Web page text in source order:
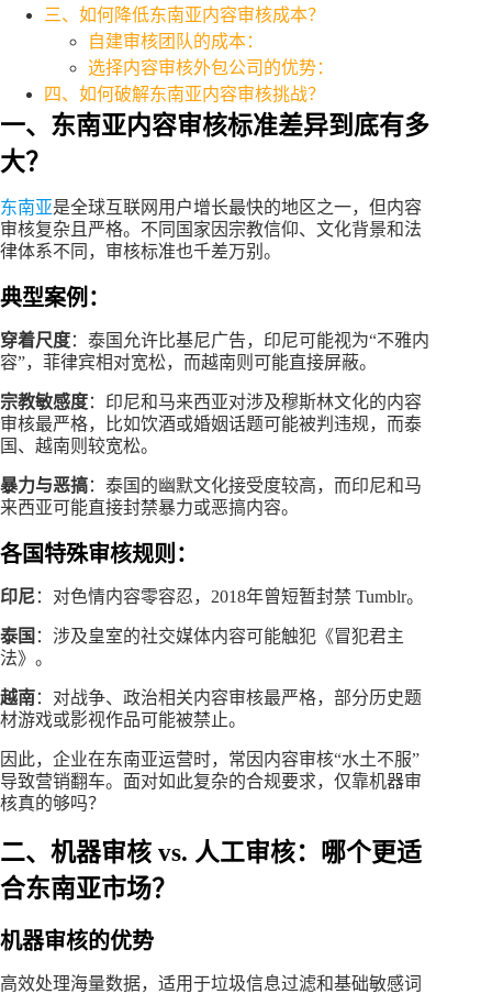
三、如何降低东南亚内容审核成本？
自建审核团队的成本：
选择内容审核外包公司的优势：
四、如何破解东南亚内容审核挑战？
一、东南亚内容审核标准差异到底有多
大？
东南亚是全球互联网用户增长最快的地区之一，但内容
审核复杂且严格。不同国家因宗教信仰、文化背景和法
律体系不同，审核标准也千差万别。
典型案例：
穿着尺度：泰国允许比基尼广告，印尼可能视为“不雅内
容”，菲律宾相对宽松，而越南则可能直接屏蔽。
宗教敏感度：印尼和马来西亚对涉及穆斯林文化的内容
审核最严格，比如饮酒或婚姻话题可能被判违规，而泰
国、越南则较宽松。
暴力与恶搞：泰国的幽默文化接受度较高，而印尼和马
来西亚可能直接封禁暴力或恶搞内容。
各国特殊审核规则：
印尼：对色情内容零容忍，2018年曾短暂封禁 Tumblr。
泰国 ：涉及皇室的社交媒体内容可能触犯《冒犯君主
法》。
越南：对战争、政治相关内容审核最严格，部分历史题
材游戏或影视作品可能被禁止。
因此，企业在东南亚运营时，常因内容审核“水土不服”
导致营销翻车。面对如此复杂的合规要求，仅靠机器审
核真的够吗？
二、机器审核 vs. 人工审核：哪个更适
合东南亚市场？
机器审核的优势
高效处理海量数据，适用于垃圾信息过滤和基础敏感词